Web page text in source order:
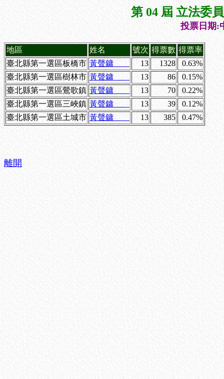
第 04 屆 立法委
投票日期:
地區 姓名 號次 得票數 得票率
臺北縣第一選區板橋市 黃聲鏞 13 1328
0.63%
臺北縣第一選區樹林市 黃聲鏞 13 86
0.15%
臺北縣第一選區鶯歌鎮 黃聲鏞 13 70
0.22%
臺北縣第一選區三峽鎮 黃聲鏞 13 39
0.12%
臺北縣第一選區土城市 黃聲鏞 13 385 0.47%
離開